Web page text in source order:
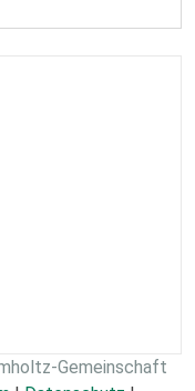
Gemeinschaft